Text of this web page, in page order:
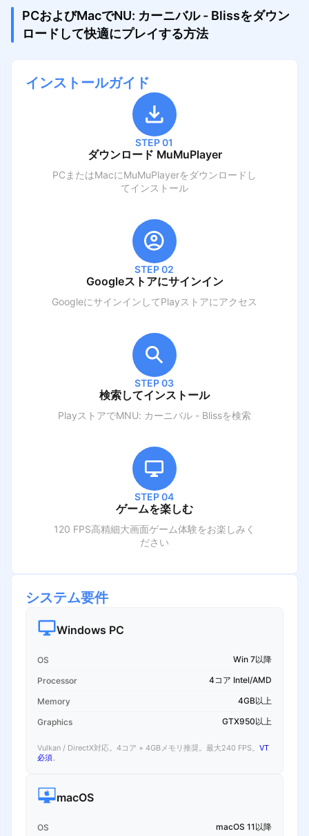
PCおよびMacでNU: カーニバル - Blissをダウン
ロードして快適にプレイする方法
インストールガイド
STEP 01
ダウンロード MuMuPlayer
PCまたはMacにMuMuPlayerをダウンロードし
てインストール
STEP 02
Googleストアにサインイン
GoogleにサインインしてPlayストアにアクセス
STEP 03
検索してインストール
PlayストアでMNU: カーニバル - Blissを検索
STEP 04
ゲームを楽しむ
120 FPS高精細大画面ゲーム体験をお楽しみく
ださい
システム要件
Windows PC
OS Win 7以降
Processor 4コア Intel/AMD
Memory 4GB以上
Graphics GTX950以上
Vulkan / DirectX対応。4コア + 4GBメモリ推奨。最大240 FPS。 VT
必須。
macOS
OS macOS 11以降